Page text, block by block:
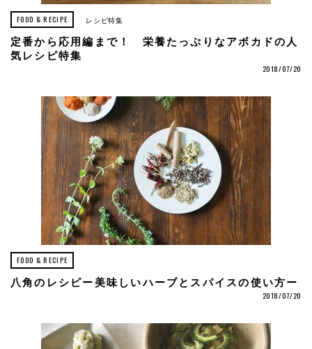
FOOD & RECIPE レシピ特集
定番から応用編まで！ 栄養たっぷりなアボカドの人
気レシピ特集
2018/07/20
FOOD & RECIPE
八角のレシピー美味しいハーブとスパイスの使い方ー
2018/07/20